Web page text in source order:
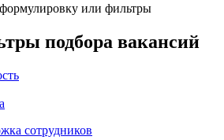
или фильтры
подбора вакансий
сотрудников